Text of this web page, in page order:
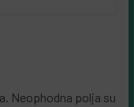
Neophodna polja su